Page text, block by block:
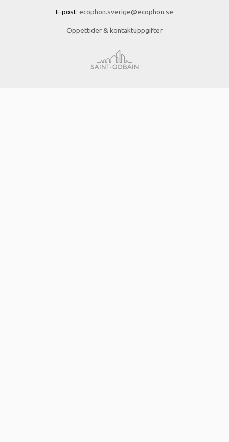
E-post: ecophon.sverige@ecophon.se
Öppettider & kontaktuppgifter